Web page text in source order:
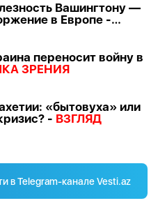
Вашингтону —
в Европе -
переносит войну в
ЗРЕНИЯ
«бытовуха» или
- ВЗГЛЯД
в Telegram-канале Vesti.az